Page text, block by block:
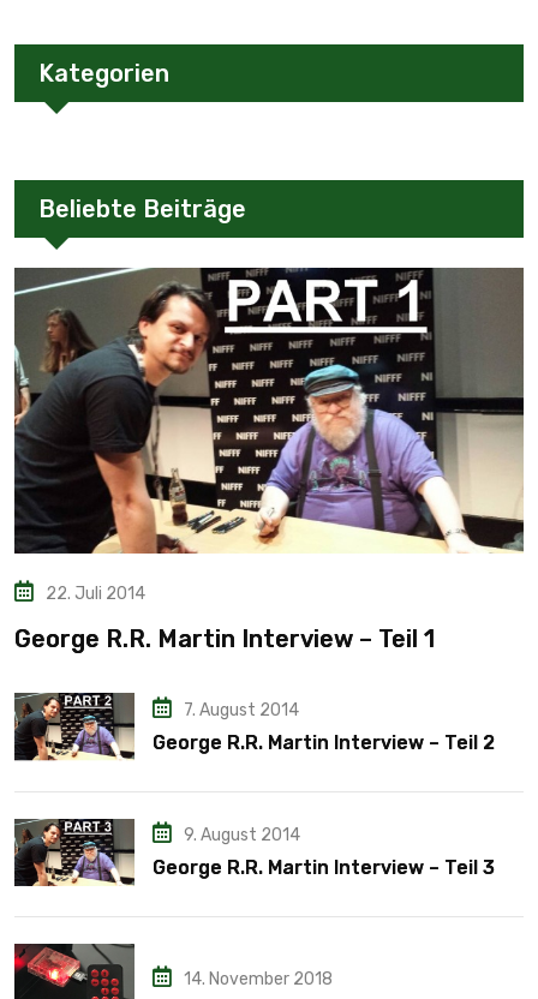
Kategorien
Beliebte Beiträge
22. Juli 2014
George R.R. Martin Interview – Teil 1
7. August 2014
George R.R. Martin Interview – Teil 2
9. August 2014
George R.R. Martin Interview – Teil 3
14. November 2018